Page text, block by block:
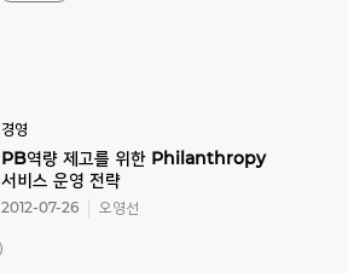
경영
PB역량 제고를 위한 Philanthropy
서비스 운영 전략
2012-07-26 오영선